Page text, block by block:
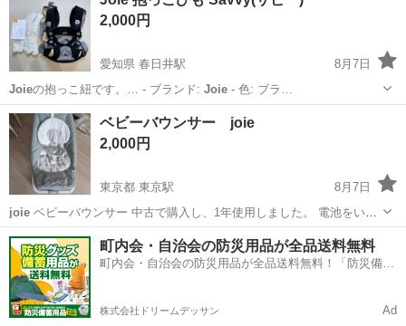
2,000円
愛知県 春日井駅
8月7日
Joieの抱っこ紐です。… - ブランド: Joie- 色: ブラ…
愛知 春日井市 春日井駅
ベビーバウンサー joie
2,000円
東京都 東京駅
8月7日
joieベビーバウンサー 中古で購入し、1年使用しました。 電池をいれ
ると音楽や、振動が流れます。 角度も二段階調整可能です。 説明はあ
りません。 オキシクリーンで浸漬後、洗濯しています。 ペット飼って
います。喫煙者な...
東京 中央区 東京駅 ベビー用品
町内会・自治会の防災用品が全品送料無料
町内会・自治会の防災用品が全品送料無料！「防災備蓄
株式会社ドリームデッサン Ad